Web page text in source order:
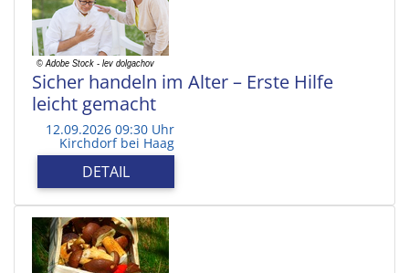
Sicher handeln im Alter – Erste Hilfe
leicht gemacht
12.09.2026 09:30 Uhr
Kirchdorf bei Haag
DETAIL